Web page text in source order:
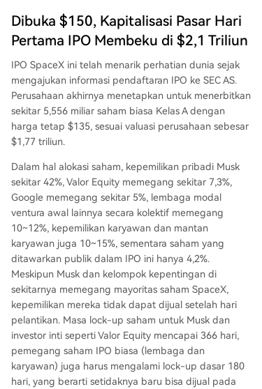
Dibuka $150, Kapitalisasi Pasar Hari
Pertama IPO Membeku di $2,1 Triliun
IPO SpaceX ini telah menarik perhatian dunia sejak
mengajukan informasi pendaftaran IPO ke SEC AS.
Perusahaan akhirnya menetapkan untuk menerbitkan
sekitar 5,556 miliar saham biasa Kelas A dengan
harga tetap $135, sesuai valuasi perusahaan sebesar
$1,77 triliun.
Dalam hal alokasi saham, kepemilikan pribadi Musk
sekitar 42%, Valor Equity memegang sekitar 7,3%,
Google memegang sekitar 5%, lembaga modal
ventura awal lainnya secara kolektif memegang
10~12%, kepemilikan karyawan dan mantan
karyawan juga 10~15%, sementara saham yang
ditawarkan publik dalam IPO ini hanya 4,2%.
Meskipun Musk dan kelompok kepentingan di
sekitarnya memegang mayoritas saham SpaceX,
kepemilikan mereka tidak dapat dijual setelah hari
pelantikan. Masa lock-up saham untuk Musk dan
investor inti seperti Valor Equity mencapai 366 hari,
pemegang saham IPO biasa (lembaga dan
karyawan) juga harus mengalami lock-up dasar 180
hari, yang berarti setidaknya baru bisa dijual pada